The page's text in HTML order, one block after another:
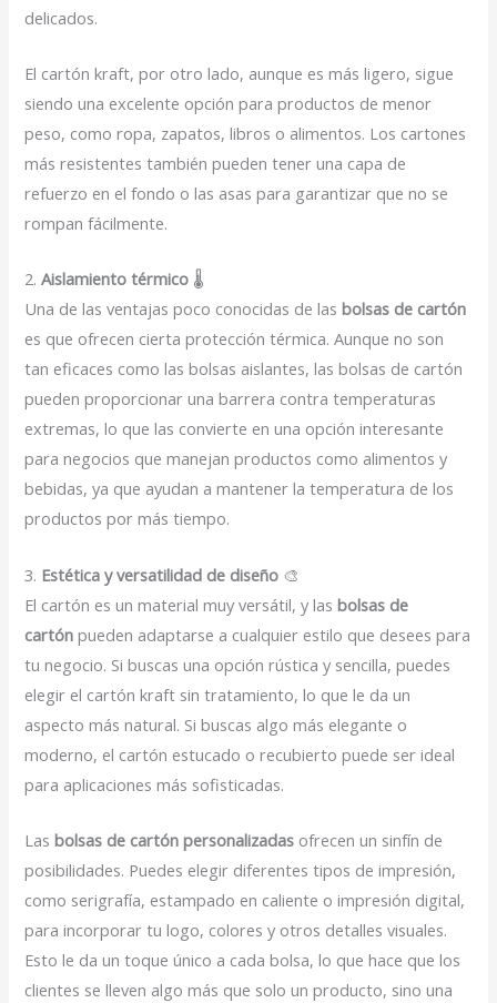
delicados.
El cartón kraft, por otro lado, aunque es más ligero, sigue
siendo una excelente opción para productos de menor
peso, como ropa, zapatos, libros o alimentos. Los cartones
más resistentes también pueden tener una capa de
refuerzo en el fondo o las asas para garantizar que no se
rompan fácilmente.
2.Aislamiento térmico 🌡️
Una de las ventajas poco conocidas de lasbolsas de cartón
es que ofrecen cierta protección térmica. Aunque no son
tan eficaces como las bolsas aislantes, las bolsas de cartón
pueden proporcionar una barrera contra temperaturas
extremas, lo que las convierte en una opción interesante
para negocios que manejan productos como alimentos y
bebidas, ya que ayudan a mantener la temperatura de los
productos por más tiempo.
3. Estética y versatilidad de diseño 🎨
El cartón es un material muy versátil, y lasbolsas de
cartón pueden adaptarse a cualquier estilo que desees para
tu negocio. Si buscas una opción rústica y sencilla, puedes
elegir el cartón kraft sin tratamiento, lo que le da un
aspecto más natural. Si buscas algo más elegante o
moderno, el cartón estucado o recubierto puede ser ideal
para aplicaciones más sofisticadas.
Lasbolsas de cartón personalizadas ofrecen un sinfín de
posibilidades. Puedes elegir diferentes tipos de impresión,
como serigrafía, estampado en caliente o impresión digital,
para incorporar tu logo, colores y otros detalles visuales.
Esto le da un toque único a cada bolsa, lo que hace que los
clientes se lleven algo más que solo un producto, sino una